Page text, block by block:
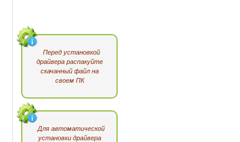
Перед установкой
драйвера распакуйте
скачанный файл на
своем ПК
Для автоматической
установки драйвера